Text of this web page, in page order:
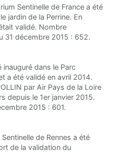
Sentinelle de France a été
jardin de la Perrine. En
validé. Nombre
31 décembre 2015 : 652.
inauguré dans le Parc
a été validé en avril 2014.
par Air Pays de la Loire
depuis le 1er janvier 2015.
2015 : 601.
de Rennes a été
de la validation du